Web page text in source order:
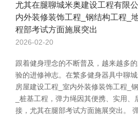
尤其在腿聊城米奥建设工程有限
内外装修装饰工程_钢结构工程_
程部考试方面施展突出
2026-02-20
跟着健身理念的不断普及，越来越多
验的进修神志。在繁多健身器具中聊
房屋建设工程_室内外装修装饰工程_
_桩基工程，弹力绳因其便携、实用
接，尤其在腿部考试方面施展突出。